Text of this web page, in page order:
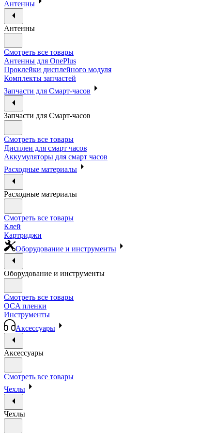
Антенны
Антенны
Смотреть все товары
Антенны для OnePlus
Проклейки дисплейного модуля
Комплекты запчастей
Запчасти для Смарт-часов
Запчасти для Смарт-часов
Смотреть все товары
Дисплеи для смарт часов
Аккумуляторы для смарт часов
Расходные материалы
Расходные материалы
Смотреть все товары
Клей
Картриджи
Оборудование и инструменты
Оборудование и инструменты
Смотреть все товары
OCA пленки
Инструменты
Аксессуары
Аксессуары
Смотреть все товары
Чехлы
Чехлы